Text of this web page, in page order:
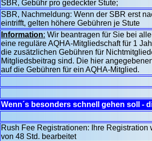
SBR, Gebühr pro gedeckter Stute;
SBR, Nachmeldung: Wenn der SBR erst
eintrifft, gelten höhere Gebühren je Stute
Information: Wir beantragen für Sie bei
eine reguläre AQHA-Mitgliedschaft für 1
die zusätzlichen Gebühren für
Mitgliedsbeitrag sind. Die hier
auf die Gebühren für ein AQHA-Mitglied.
Wenn´s besonders schnell gehen soll -
Rush Fee Registrationen: Ihre Registration
von 48 Std. bearbeitet